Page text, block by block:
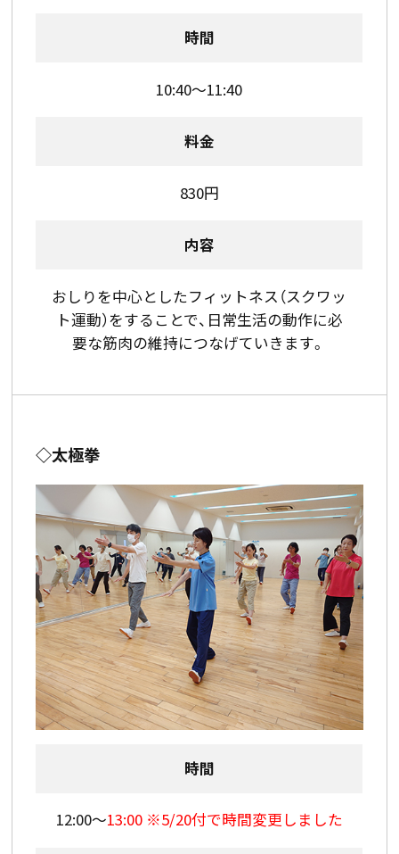
時間
10:40～11:40
料金
830円
内容
おしりを中心としたフィットネス（スクワッ
ト運動）をすることで、日常生活の動作に必
要な筋肉の維持につなげていきます。
◇太極拳
時間
12:00～13:00 ※5/20付で時間変更しました